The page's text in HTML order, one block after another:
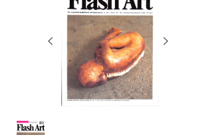
SCHOLARSHIP
RETRACE
コンサート
出版物
スカラシップ受賞者